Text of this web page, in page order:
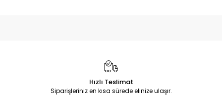
Hızlı Teslimat
Siparişleriniz en kısa sürede elinize ulaşır.